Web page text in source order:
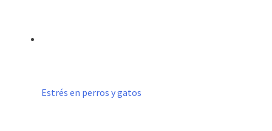
Estrés en perros y gatos